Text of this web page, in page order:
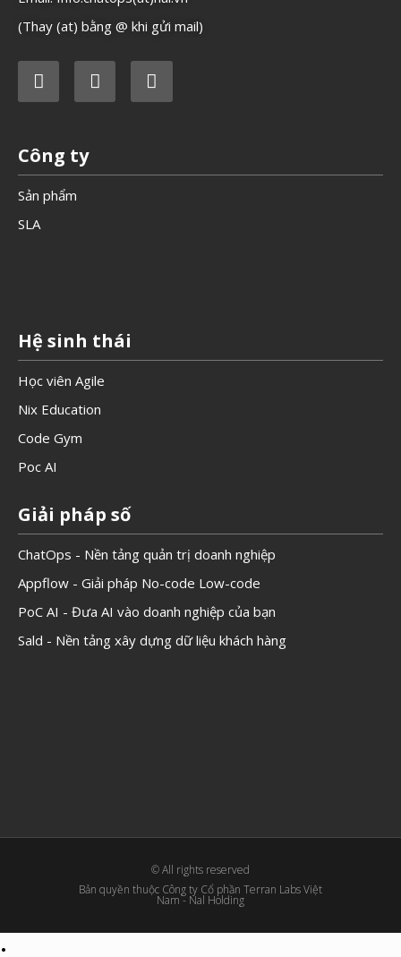
(Thay (at) bằng @ khi gửi mail)
Công ty
Sản phẩm
SLA
Hệ sinh thái
Học viên Agile
Nix Education
Code Gym
Poc AI
Giải pháp số
ChatOps - Nền tảng quản trị doanh nghiệp
Appflow - Giải pháp No-code Low-code
PoC AI - Đưa AI vào doanh nghiệp của bạn
Sald - Nền tảng xây dựng dữ liệu khách hàng
© All rights reserved
Bản quyền thuộc Công ty Cổ phần Terran Labs Việt
Nam - Nal Holding